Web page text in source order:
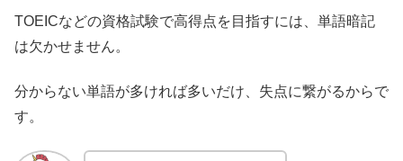
TOEICなどの資格試験で高得点を目指すには、単語暗記
は欠かせません。
分からない単語が多ければ多いだけ、失点に繋がるからで
す。